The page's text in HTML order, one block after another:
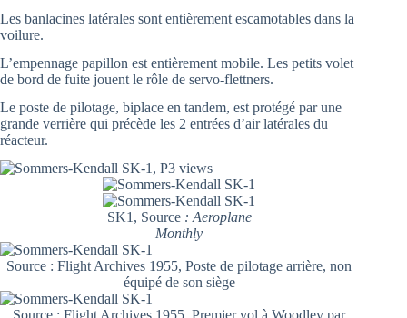
Les banlacines latérales sont entièrement escamotables dans la
voilure.
L’empennage papillon est entièrement mobile. Les petits volet
de bord de fuite jouent le rôle de servo-flettners.
Le poste de pilotage, biplace en tandem, est protégé par une
grande verrière qui précède les 2 entrées d’air latérales du
réacteur.
SK1, Source : Aeroplane
Monthly
Source : Flight Archives 1955, Poste de pilotage arrière, non
équipé de son siège
Source : Flight Archives 1955, Premier vol à Woodley par